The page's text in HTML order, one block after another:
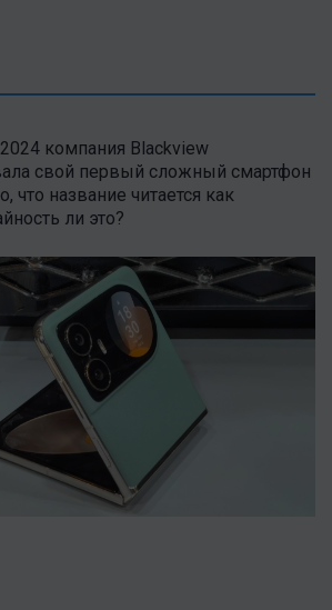
компания Blackview
свой первый сложный смартфон
что название читается как
ли это?